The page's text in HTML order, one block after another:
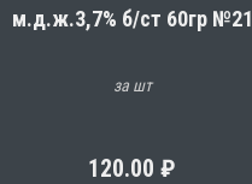
м.д.ж.3,7% б/ст 60гр №21
за шт
120.00 ₽